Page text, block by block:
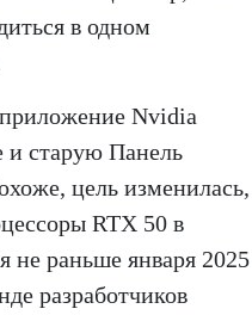
в одном
Nvidia
и старую Панель
цель изменилась,
RTX 50 в
не раньше января 2025
разработчиков